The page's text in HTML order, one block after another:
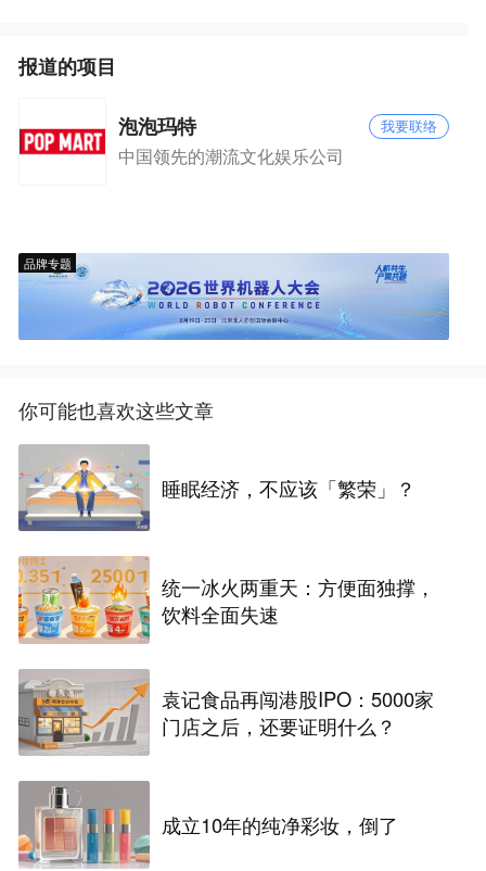
报道的项目
泡泡玛特 我要联络
中国领先的潮流文化娱乐公司
品牌专题
你可能也喜欢这些文章
睡眠经济，不应该「繁荣」？
统一冰火两重天：方便面独撑，
饮料全面失速
袁记食品再闯港股IPO：5000家
门店之后，还要证明什么？
成立10年的纯净彩妆，倒了